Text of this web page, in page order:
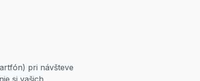
pri návšteve
si vašich